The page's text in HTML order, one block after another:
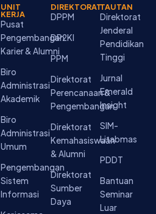
UNIT
KERJA
Pusat
Pengembangan
Karier & Alumni
Biro
Administrasi
Akademik
Biro
Administrasi
Umum
Pengembangan
Sistem
Informasi
DIREKTORAT
DPPM
DP2KI
PPM
Direktorat
Perencanaan &
Pengembangan
Direktorat
Kemahasiswaan
& Alumni
Direktorat
Sumber
Daya
TAUTAN
Direktorat
Jenderal
Pendidikan
Tinggi
Jurnal
Emerald
Insight
SIM-
Litabmas
PDDT
Bantuan
Seminar
Luar